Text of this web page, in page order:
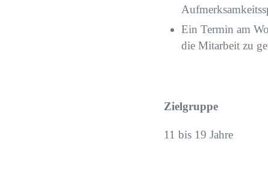
Ein Termin am
die Mitarbeit zu
Zielgruppe
11 bis 19 Jahre